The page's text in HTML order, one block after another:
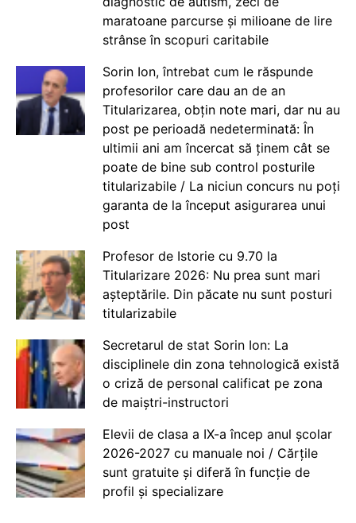
maratoane parcurse și milioane de lire
strânse în scopuri caritabile
Sorin Ion, întrebat cum le răspunde
profesorilor care dau an de an
Titularizarea, obțin note mari, dar nu au
post pe perioadă nedeterminată: În
ultimii ani am încercat să ținem cât se
poate de bine sub control posturile
titularizabile / La niciun concurs nu poți
garanta de la început asigurarea unui
post
Profesor de Istorie cu 9.70 la
Titularizare 2026: Nu prea sunt mari
așteptările. Din păcate nu sunt posturi
titularizabile
Secretarul de stat Sorin Ion: La
disciplinele din zona tehnologică există
o criză de personal calificat pe zona
de maiștri-instructori
Elevii de clasa a IX-a încep anul școlar
2026-2027 cu manuale noi / Cărțile
sunt gratuite și diferă în funcție de
profil și specializare